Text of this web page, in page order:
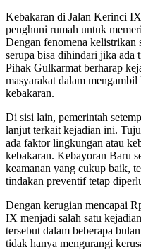
Kebakaran di Jalan Kerinci
penghuni rumah untuk
Dengan fenomena kelistrikan
serupa bisa dihindari jika ada
Pihak Gulkarmat berharap
masyarakat dalam
kebakaran.
Di sisi lain, pemerintah
lanjut terkait kejadian ini.
ada faktor lingkungan atau
kebakaran. Kebayoran Baru
keamanan yang cukup baik,
tindakan preventif tetap
Dengan kerugian mencapai
IX menjadi salah satu
tersebut dalam beberapa
tidak hanya mengurangi